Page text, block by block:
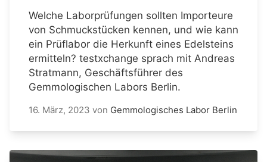
Welche Laborprüfungen sollten Importeure
von Schmuckstücken kennen, und wie kann
ein Prüflabor die Herkunft eines Edelsteins
ermitteln? testxchange sprach mit Andreas
Stratmann, Geschäftsführer des
Gemmologischen Labors Berlin.
16. März, 2023 von Gemmologisches Labor Berlin